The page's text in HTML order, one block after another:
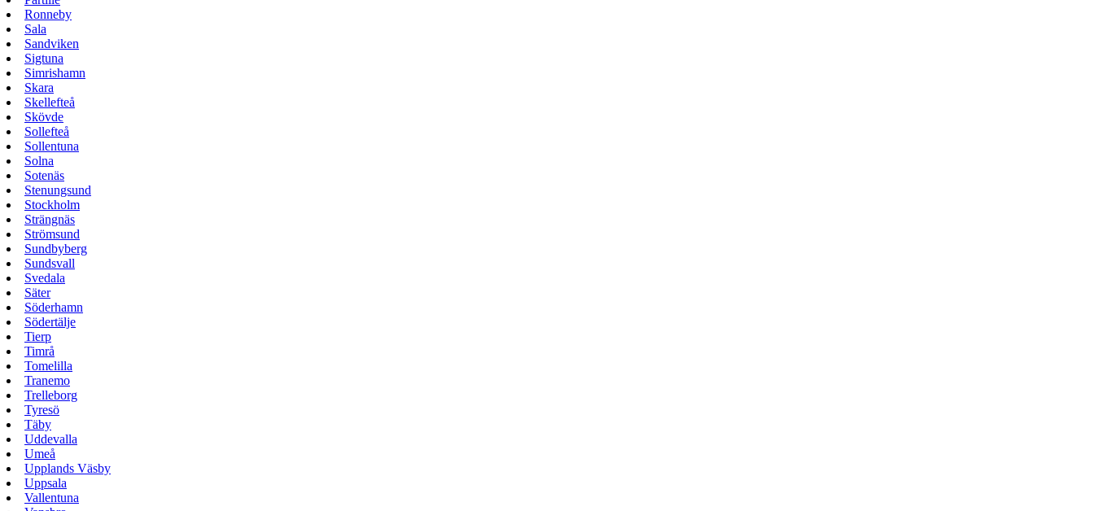
Ronneby
Sala
Sandviken
Sigtuna
Simrishamn
Skara
Skellefteå
Skövde
Sollefteå
Sollentuna
Solna
Sotenäs
Stenungsund
Stockholm
Strängnäs
Strömsund
Sundbyberg
Sundsvall
Svedala
Säter
Söderhamn
Södertälje
Tierp
Timrå
Tomelilla
Tranemo
Trelleborg
Tyresö
Täby
Uddevalla
Umeå
Upplands Väsby
Uppsala
Vallentuna